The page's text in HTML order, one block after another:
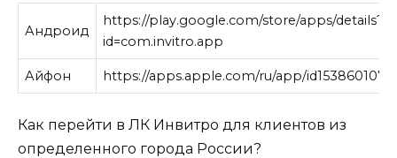
Андроид
https://play.google.com/store/apps/details?
id=com.invitro.app
Айфон https://apps.apple.com/ru/app/id1538601072
Как перейти в ЛК Инвитро для клиентов из
определенного города России?